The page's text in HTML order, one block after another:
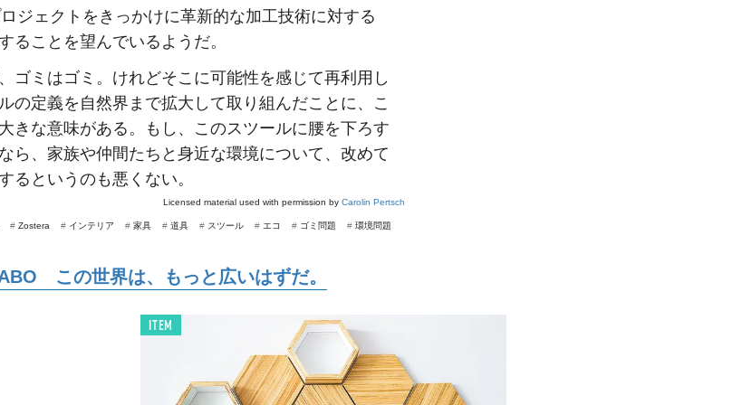
ジェクトをきっかけに革新的な加工技術に対する
ることを望んでいるようだ。
ゴミはゴミ。けれどそこに可能性を感じて再利用し
の定義を自然界まで拡大して取り組んだことに、こ
きな意味がある。もし、このスツールに腰を下ろす
ら、家族や仲間たちと身近な環境について、改めて
るというのも悪くない。
Licensed material used with permission by Carolin Pertsch
# 環境問題
# ゴミ問題
# エコ
# スツール
# 道具
# 家具
# インテリア
# Zostera
この世界は、もっと広いはずだ。
ITEM